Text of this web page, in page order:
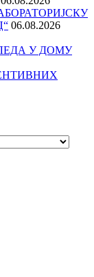
06.08.2026
У ДОМУ